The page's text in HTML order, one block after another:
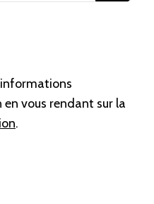
en vous rendant sur la
.